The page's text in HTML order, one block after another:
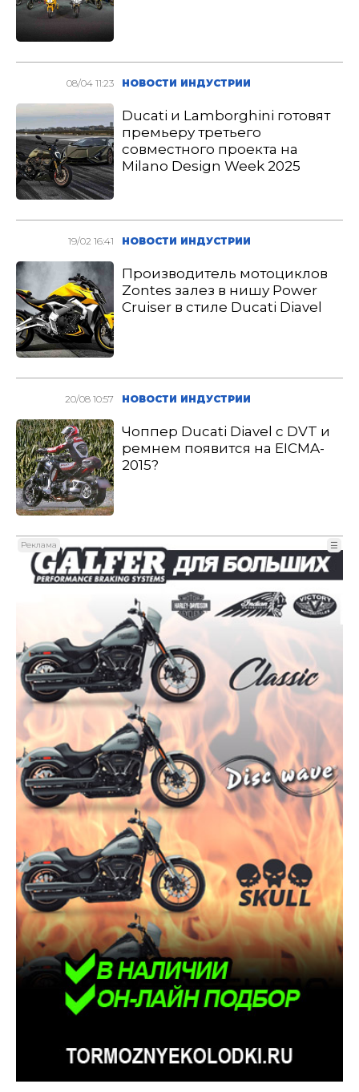
08/04 11:23 НОВОСТИ ИНДУСТРИИ
Ducati и Lamborghini готовят
премьеру третьего
совместного проекта на
Milano Design Week 2025
19/02 16:41 НОВОСТИ ИНДУСТРИИ
Производитель мотоциклов
Zontes залез в нишу Power
Cruiser в стиле Ducati Diavel
20/08 10:57 НОВОСТИ ИНДУСТРИИ
Чоппер Ducati Diavel с DVT и
ремнем появится на EICMA-
2015?
Реклама ☰